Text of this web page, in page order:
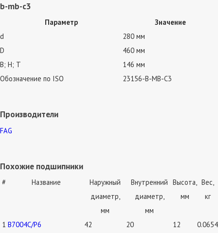
b-mb-c3
Параметр
Значение
d
280 мм
D
460 мм
В; Н; Т
146 мм
Обозначение по ISO
23156-B-MB-C3
Производители
FAG
Похожие подшипники
# Название
Наружный
диаметр,
мм
Внутренний
диаметр,
мм
Высота,
мм
Вес,
кг
1 B7004C/P6 42 20 12
0.0654